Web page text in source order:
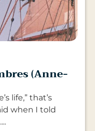
(Anne-
life,” that’s
when I told